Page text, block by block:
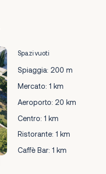
Spazi vuoti
Spiaggia: 200 m
Mercato: 1 km
Aeroporto: 20 km
Centro: 1 km
Ristorante: 1 km
Caffè Bar: 1 km